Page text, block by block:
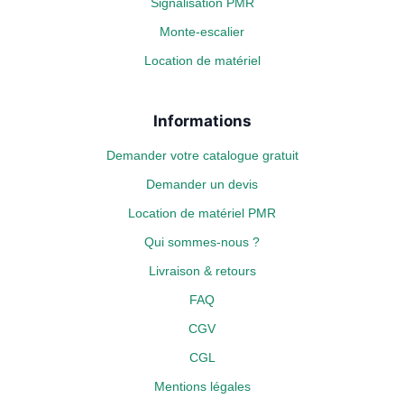
Signalisation PMR
Monte-escalier
Location de matériel
Informations
Demander votre catalogue gratuit
Demander un devis
Location de matériel PMR
Qui sommes-nous ?
Livraison & retours
FAQ
CGV
CGL
Mentions légales